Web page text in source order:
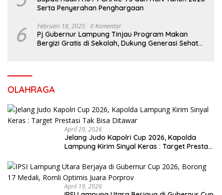
Serta Penyerahan Penghargaan
6 Februari 18, 2025 0 Komentar
Pj Gubernur Lampung Tinjau Program Makan
Bergizi Gratis di Sekolah, Dukung Generasi Sehat
OLAHRAGA
April 29, 2026
Jelang Judo Kapolri Cup 2026, Kapolda
Lampung Kirim Sinyal Keras : Target Prestasi
April 19, 2026